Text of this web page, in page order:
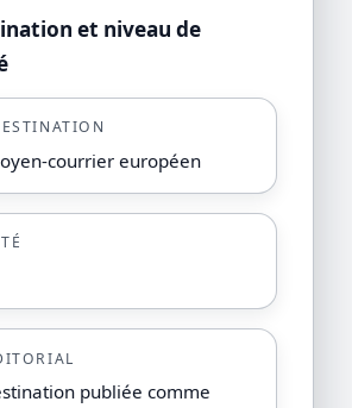
et niveau de
courrier européen
publiée comme